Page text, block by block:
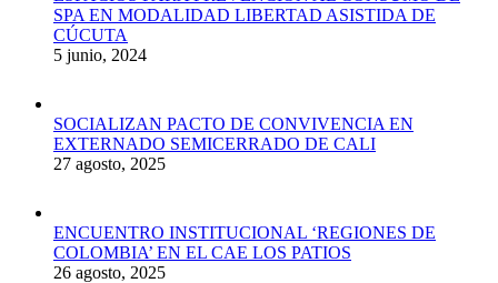
SPA EN MODALIDAD LIBERTAD ASISTIDA DE
CÚCUTA
5 junio, 2024
SOCIALIZAN PACTO DE CONVIVENCIA EN
EXTERNADO SEMICERRADO DE CALI
27 agosto, 2025
ENCUENTRO INSTITUCIONAL ‘REGIONES DE
COLOMBIA’ EN EL CAE LOS PATIOS
26 agosto, 2025